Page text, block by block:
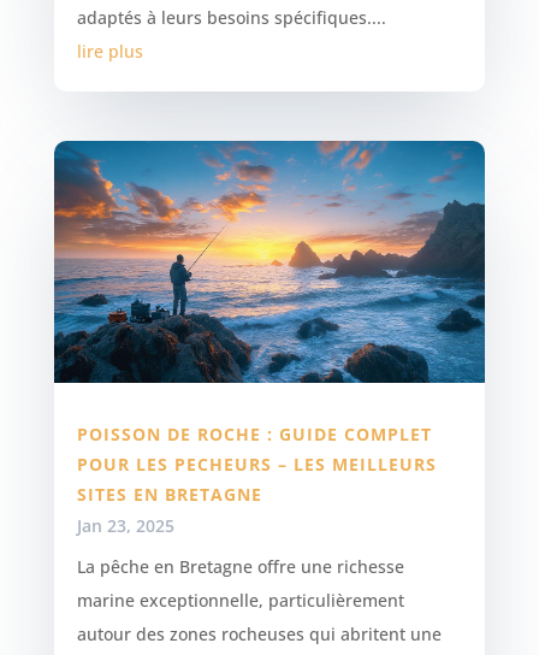
adaptés à leurs besoins spécifiques....
lire plus
POISSON DE ROCHE : GUIDE COMPLET
POUR LES PECHEURS – LES MEILLEURS
SITES EN BRETAGNE
Jan 23, 2025
La pêche en Bretagne offre une richesse
marine exceptionnelle, particulièrement
autour des zones rocheuses qui abritent une